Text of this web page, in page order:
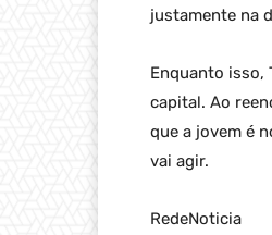
justamente na
Enquanto isso,
capital. Ao
que a jovem é
vai agir.
RedeNoticia